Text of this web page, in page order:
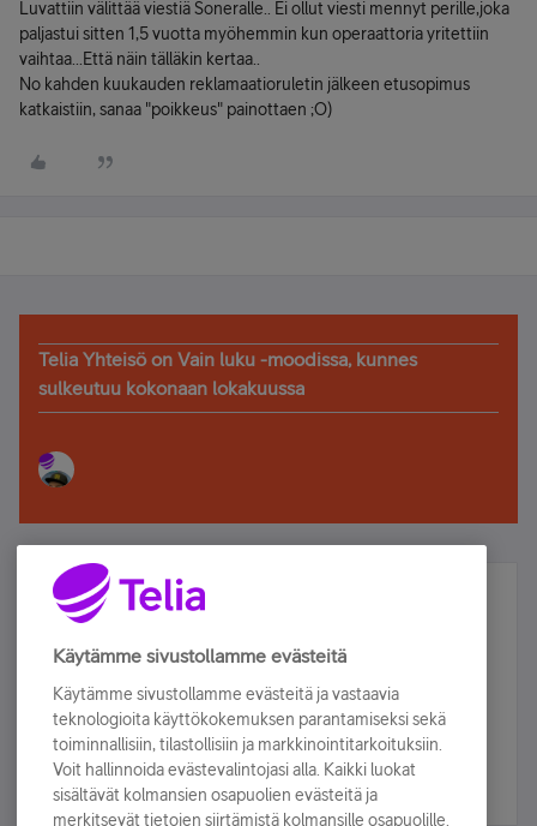
Luvattiin välittää viestiä Soneralle.. Ei ollut viesti mennyt perille,joka
paljastui sitten 1,5 vuotta myöhemmin kun operaattoria yritettiin
vaihtaa...Että näin tälläkin kertaa..
No kahden kuukauden reklamaatioruletin jälkeen etusopimus
katkaistiin, sanaa "poikkeus" painottaen ;O)
Telia Yhteisö on Vain luku -moodissa, kunnes
sulkeutuu kokonaan lokakuussa
Älä jää paitsi – osallistu ja voita!
Tilaa Telian uutiskirje ja olet mukana arvonnassa.
sähköpostiisi.
Tilaa nyt
Käytämme sivustollamme evästeitä
Käytämme sivustollamme evästeitä ja vastaavia
teknologioita käyttökokemuksen parantamiseksi sekä
toiminnallisiin, tilastollisiin ja markkinointitarkoituksiin.
Voit hallinnoida evästevalintojasi alla. Kaikki luokat
sisältävät kolmansien osapuolien evästeitä ja
merkitsevät tietojen siirtämistä kolmansille osapuolille.